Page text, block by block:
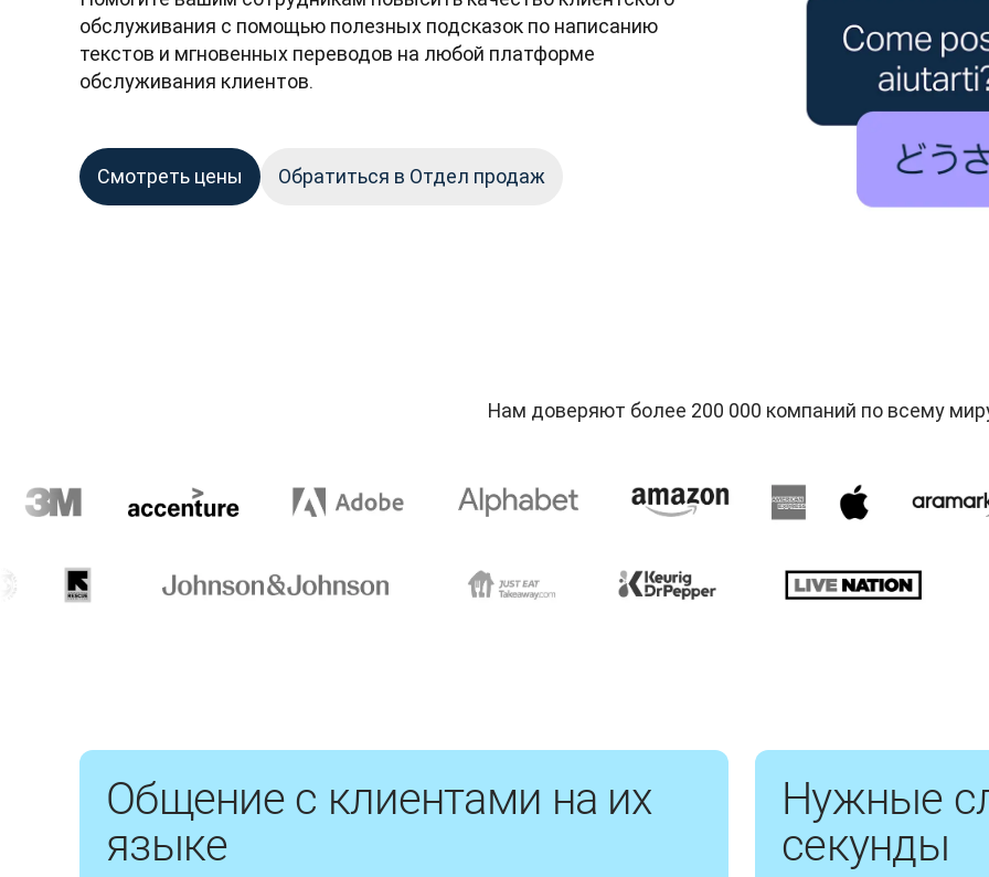
обслуживания с помощью полезных подсказок по написанию
текстов и мгновенных переводов на любой платформе
обслуживания клиентов.
Смотреть цены Обратиться в Отдел продаж
Нам доверяют более 200 000 компаний по всему
Общение с клиентами на их
языке
Нужные
секунды